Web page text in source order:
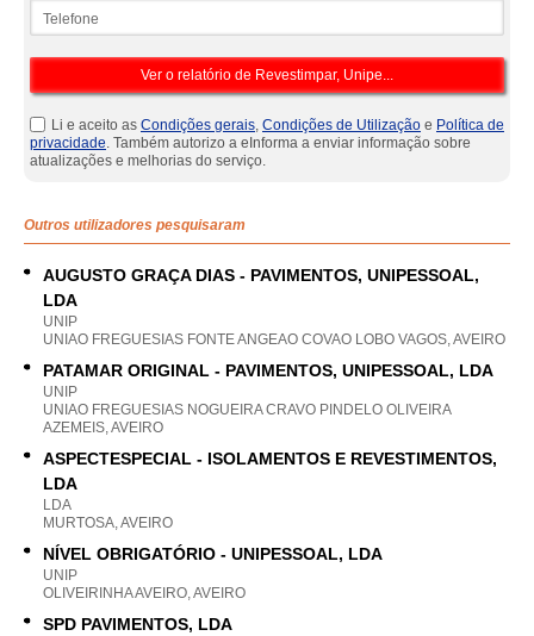
Li e aceito as Condições gerais, Condições de Utilização e Política de
privacidade. Também autorizo a eInforma a enviar informação sobre
atualizações e melhorias do serviço.
Outros utilizadores pesquisaram
AUGUSTO GRAÇA DIAS - PAVIMENTOS, UNIPESSOAL,
LDA
UNIP
UNIAO FREGUESIAS FONTE ANGEAO COVAO LOBO VAGOS, AVEIRO
PATAMAR ORIGINAL - PAVIMENTOS, UNIPESSOAL, LDA
UNIP
UNIAO FREGUESIAS NOGUEIRA CRAVO PINDELO OLIVEIRA
AZEMEIS, AVEIRO
ASPECTESPECIAL - ISOLAMENTOS E REVESTIMENTOS,
LDA
LDA
MURTOSA, AVEIRO
NÍVEL OBRIGATÓRIO - UNIPESSOAL, LDA
UNIP
OLIVEIRINHA AVEIRO, AVEIRO
SPD PAVIMENTOS, LDA